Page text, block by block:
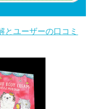
とユーザーの口コミ